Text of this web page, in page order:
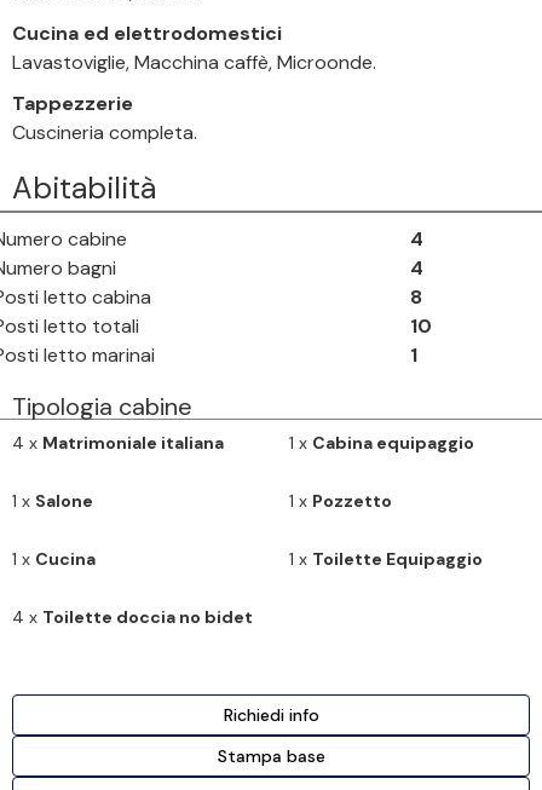
Cucina ed elettrodomestici
Lavastoviglie, Macchina caffè, Microonde.
Tappezzerie
Cuscineria completa.
Abitabilità
cabine
4
bagni
4
letto cabina
8
letto totali
10
letto marinai
1
Tipologia cabine
4 x Matrimoniale italiana 1 x Cabina equipaggio
1 x Salone 1 x Pozzetto
1 x Cucina 1 x Toilette Equipaggio
4 x Toilette doccia no bidet
Richiedi info
Stampa base